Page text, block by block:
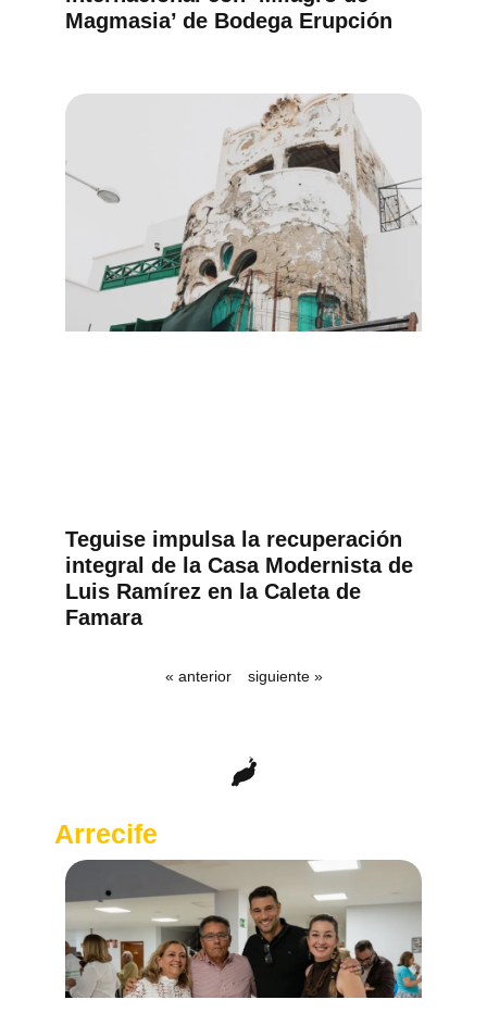
Magmasia’ de Bodega Erupción
Teguise impulsa la recuperación
integral de la Casa Modernista de
Luis Ramírez en la Caleta de
Famara
« anterior siguiente »
Arrecife